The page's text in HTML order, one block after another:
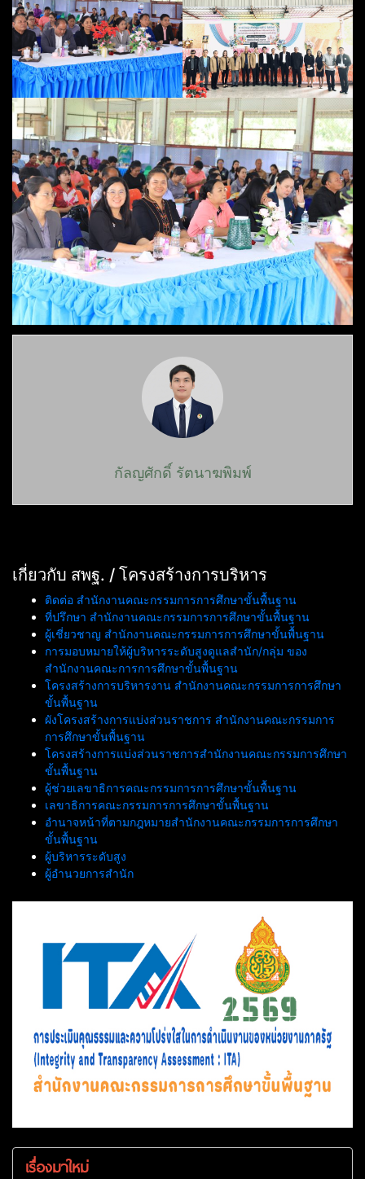
กัลญศักดิ์ รัตนาฆพิมพ์
เกี่ยวกับ สพฐ. / โครงสร้างการบริหาร
ติดต่อ สำนักงานคณะกรรมการการศึกษาขั้นพื้นฐาน
ที่ปรึกษา สำนักงานคณะกรรมการการศึกษาขั้นพื้นฐาน
ผู้เชี่ยวชาญ สำนักงานคณะกรรมการการศึกษาขั้นพื้นฐาน
การมอบหมายให้ผู้บริหารระดับสูงดูแลสำนัก/กลุ่ม ของ
สำนักงานคณะการการศึกษาขั้นพื้นฐาน
โครงสร้างการบริหารงาน สำนักงานคณะกรรมการการศึกษา
ขั้นพื้นฐาน
ผังโครงสร้างการแบ่งส่วนราชการ สำนักงานคณะกรรมการ
การศึกษาขั้นพื้นฐาน
โครงสร้างการแบ่งส่วนราชการสำนักงานคณะกรรมการศึกษา
ขั้นพื้นฐาน
ผู้ช่วยเลขาธิการคณะกรรมการการศึกษาขั้นพื้นฐาน
เลขาธิการคณะกรรมการการศึกษาขั้นพื้นฐาน
อำนาจหน้าที่ตามกฎหมายสำนักงานคณะกรรมการการศึกษา
ขั้นพื้นฐาน
ผู้บริหารระดับสูง
ผู้อำนวยการสำนัก
เรื่องมาใหม่